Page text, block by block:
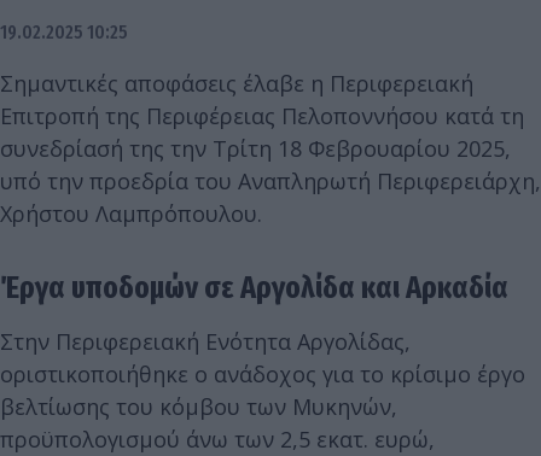
19.02.2025 10:25
Σημαντικές αποφάσεις έλαβε η Περιφερειακή
Επιτροπή της Περιφέρειας Πελοποννήσου κατά τη
συνεδρίασή της την Τρίτη 18 Φεβρουαρίου 2025,
υπό την προεδρία του Αναπληρωτή Περιφερειάρχη,
Χρήστου Λαμπρόπουλου.
Έργα υποδομών σε Αργολίδα και Αρκαδία
Στην Περιφερειακή Ενότητα Αργολίδας,
οριστικοποιήθηκε ο ανάδοχος για το κρίσιμο έργο
βελτίωσης του κόμβου των Μυκηνών,
προϋπολογισμού άνω των 2,5 εκατ. ευρώ,